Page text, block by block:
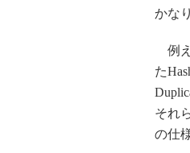
かな
例え
た
それ
の仕